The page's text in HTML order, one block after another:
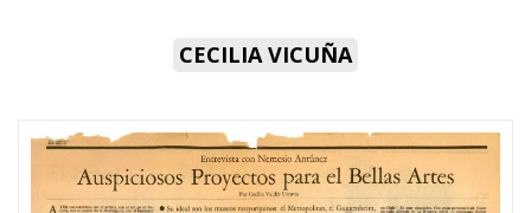
CECILIA VICUÑA